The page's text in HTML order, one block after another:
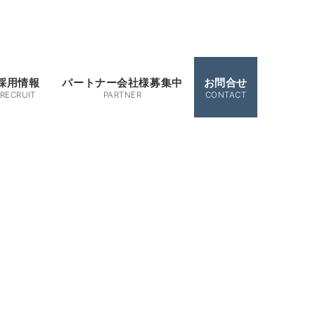
用情報
RECRUIT
パートナー会社様募集中
PARTNER
お問合せ
CONTACT